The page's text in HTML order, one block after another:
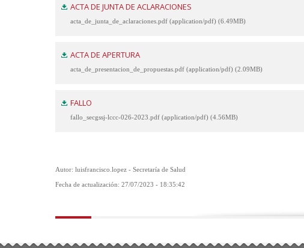
ACTA DE JUNTA DE ACLARACIONES
acta_de_junta_de_aclaraciones.pdf (application/pdf) (6.49MB)
ACTA DE APERTURA
acta_de_presentacion_de_propuestas.pdf (application/pdf) (2.09MB)
FALLO
fallo_secgssj-lccc-026-2023.pdf (application/pdf) (4.56MB)
Autor: luisfrancisco.lopez - Secretaría de Salud
Fecha de actualización: 27/07/2023 - 18:35:42